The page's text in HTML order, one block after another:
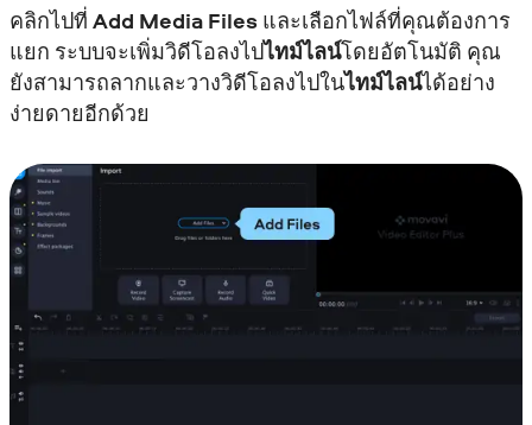
คลิกไปที่ Add Media Files และเลือกไฟล์ที่คุณต้องการ
แยก ระบบจะเพิ่มวิดีโอลงไปไทม์ไลน์โดยอัตโนมัติ คุณ
ยังสามารถลากและวางวิดีโอลงไปในไทม์ไลน์ได้อย่าง
ง่ายดายอีกด้วย